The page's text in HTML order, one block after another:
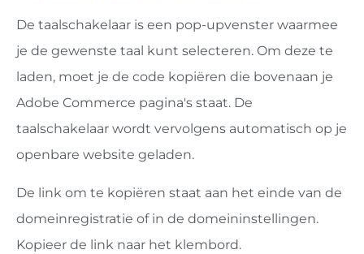
De taalschakelaar is een pop-upvenster waarmee
je de gewenste taal kunt selecteren. Om deze te
laden, moet je de code kopiëren die bovenaan je
Adobe Commerce pagina's staat. De
taalschakelaar wordt vervolgens automatisch op je
openbare website geladen.
De link om te kopiëren staat aan het einde van de
domeinregistratie of in de domeininstellingen.
Kopieer de link naar het klembord.